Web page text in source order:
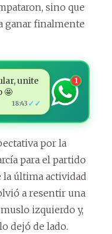
sino que
ganar finalmente
unite
🤩
18:43 ✓✓
1
por la
para el partido
la última actividad
a resentir una
izquierdo y,
dejó de lado.